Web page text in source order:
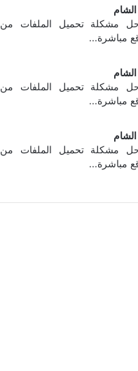
مشكلة تحميل الملفات من
مباشرة...
مشكلة تحميل الملفات من
مباشرة...
مشكلة تحميل الملفات من
مباشرة...